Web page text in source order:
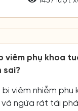
viêm phụ khoa
sai?
bị viêm nhiễm
và ngứa rát tái